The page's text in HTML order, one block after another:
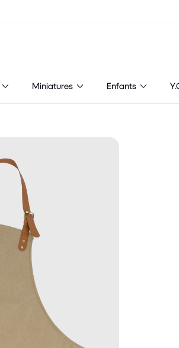
Miniatures Enfants